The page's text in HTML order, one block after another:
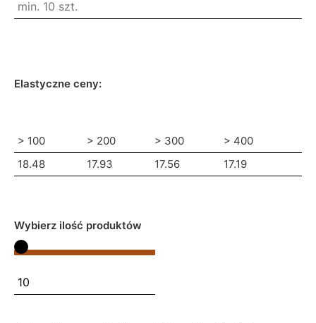
Elastyczne ceny:
> 100 > 200 > 300
> 400
18.48
17.93 17.56 17.19
Wybierz ilość produktów